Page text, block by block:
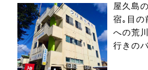
屋久島
宿｡目の
への荒
行きの